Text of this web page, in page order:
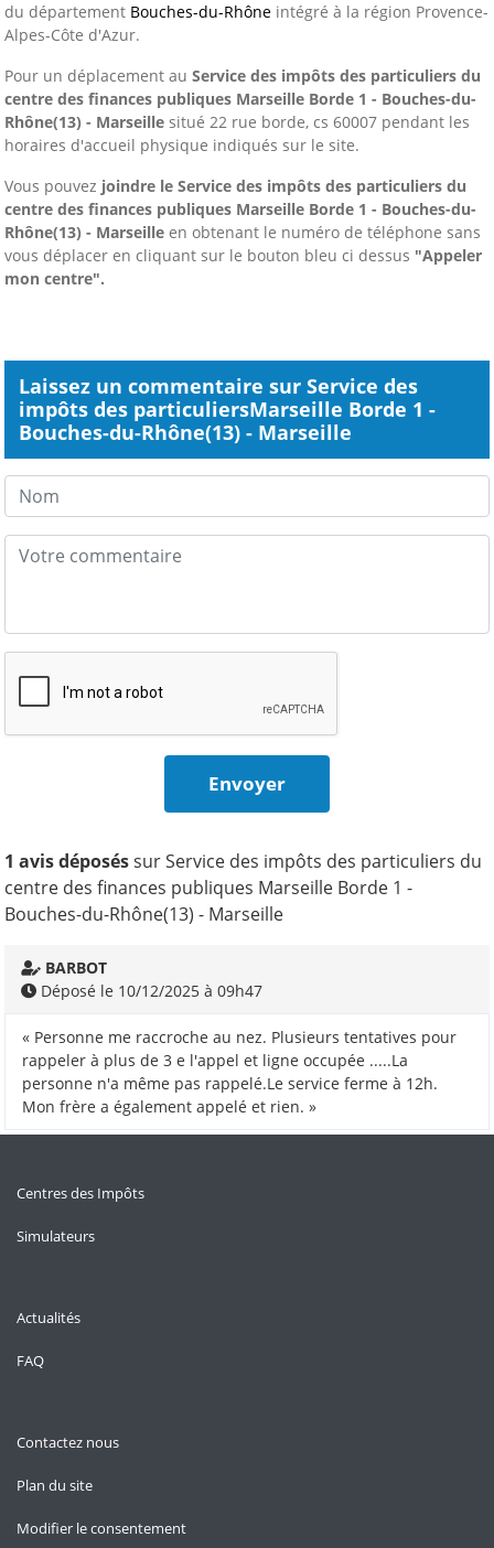
du département Bouches-du-Rhône intégré à la région Provence-
Alpes-Côte d'Azur.
Pour un déplacement au Service des impôts des particuliers du
centre des finances publiques Marseille Borde 1 - Bouches-du-
Rhône(13) - Marseille situé 22 rue borde, cs 60007 pendant les
horaires d'accueil physique indiqués sur le site.
Vous pouvez joindre le Service des impôts des particuliers du
centre des finances publiques Marseille Borde 1 - Bouches-du-
Rhône(13) - Marseille en obtenant le numéro de téléphone sans
vous déplacer en cliquant sur le bouton bleu ci dessus "Appeler
mon centre".
Laissez un commentaire sur Service des
impôts des particuliersMarseille Borde 1 -
Bouches-du-Rhône(13) - Marseille
1 avis déposéssur Service des impôts des particuliers du
centre des finances publiques Marseille Borde 1 -
Bouches-du-Rhône(13) - Marseille
BARBOT
Déposé le 10/12/2025 à 09h47
« Personne me raccroche au nez. Plusieurs tentatives pour
rappeler à plus de 3 e l'appel et ligne occupée .....La
personne n'a même pas rappelé.Le service ferme à 12h.
Mon frère a également appelé et rien. »
Centres des Impôts
Simulateurs
Actualités
FAQ
Contactez nous
Plan du site
Modifier le consentement